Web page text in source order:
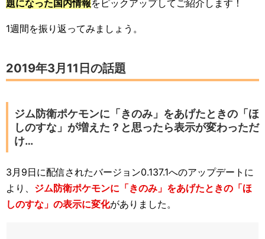
題になった国内情報をピックアップしてご紹介します！
1週間を振り返ってみましょう。
2019年3月11日の話題
ジム防衛ポケモンに「きのみ」をあげたときの「ほ
しのすな」が増えた？と思ったら表示が変わっただ
け…
3月9日に配信されたバージョン0.137.1へのアップデートに
より、 ジム防衛ポケモンに「きのみ」をあげたときの「ほ
しのすな」の表示に変化がありました。